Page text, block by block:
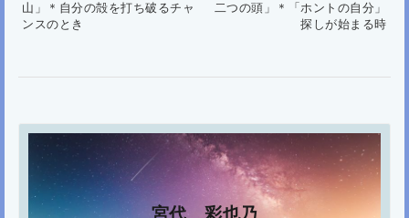
山」＊自分の殻を打ち破るチャ
ンスのとき
二つの頭」＊「ホントの自分」
探しが始まる時
宮代 彩也乃